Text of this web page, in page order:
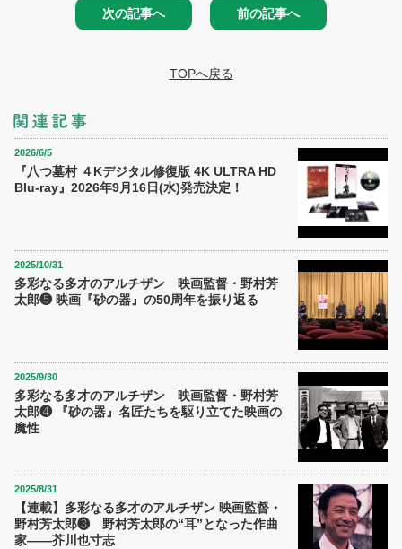
次の記事へ 前の記事へ
TOPへ戻る
2026/6/5
『八つ墓村 ４Kデジタル修復版 4K ULTRA HD
Blu-ray』2026年9月16日(水)発売決定！
2025/10/31
多彩なる多才のアルチザン 映画監督・野村芳
太郎❺ 映画『砂の器』の50周年を振り返る
2025/9/30
多彩なる多才のアルチザン 映画監督・野村芳
太郎❹ 『砂の器』名匠たちを駆り立てた映画の
魔性
2025/8/31
【連載】多彩なる多才のアルチザン 映画監督・
野村芳太郎❸ 野村芳太郎の“耳”となった作曲
家――芥川也寸志